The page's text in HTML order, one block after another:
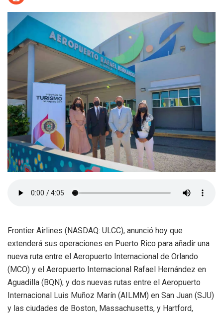
Frontier Airlines (NASDAQ: ULCC), anunció hoy que
extenderá sus operaciones en Puerto Rico para añadir una
nueva ruta entre el Aeropuerto Internacional de Orlando
(MCO) y el Aeropuerto Internacional Rafael Hernández en
Aguadilla (BQN); y dos nuevas rutas entre el Aeropuerto
Internacional Luis Muñoz Marín (AILMM) en San Juan (SJU)
y las ciudades de Boston, Massachusetts, y Hartford,